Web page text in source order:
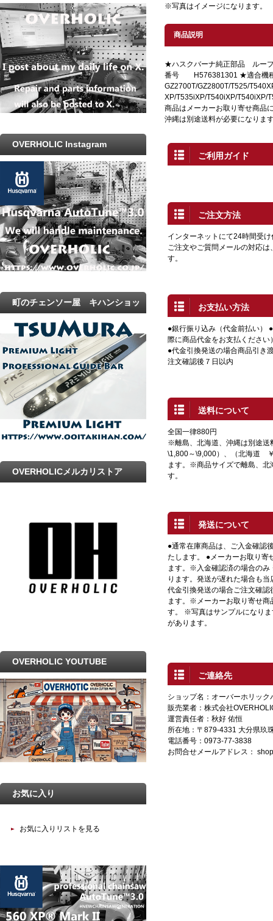
※写真はイメージになります。
商品説明
★ハスクバーナ純正部品 ルー
番号 H576381301 ★適合
GZ2700T/GZ2800T/T525/
XP/T535iXP/T540iXP/T540iXP/
商品はメーカーお取り寄せ商品
沖縄は別途送料が必要になりま
ご利用ガイド
ご注文方法
インターネットにて24時間受
ご注文やご質問メールの対応
す。
お支払い方法
●銀行振り込み（代金前払い）
際に商品代金をお支払ください
●代金引換発送の場合商品引き
注文確認後７日以内
送料について
全国一律880円
※離島、北海道、沖縄は別途送
\1,800～\9,000）、（北海道
ます。※商品サイズで離島、北
す。
発送について
●通常在庫商品は、ご入金確認
たします。 ●メーカーお取り寄
ます。※入金確認済の場合の
ります。発送が遅れた場合も
代金引換発送の場合ご注文確
ます。※メーカーお取り寄せ商
す。 ※写真はサンプルになり
があります。
ご連絡先
ショップ名：オーバーホリック
販売業者：株式会社
運営責任者：秋好 佑恒
所在地：〒879-4331 大分県玖
電話番号：0973-77-3838
お問合せメールアドレス：
OVERHOLIC Instagram
町のチェンソー屋 キハンショッ
プ
OVERHOLICメルカリストア
OVERHOLIC YOUTUBE
お気に入り
お気に入りリストを見る